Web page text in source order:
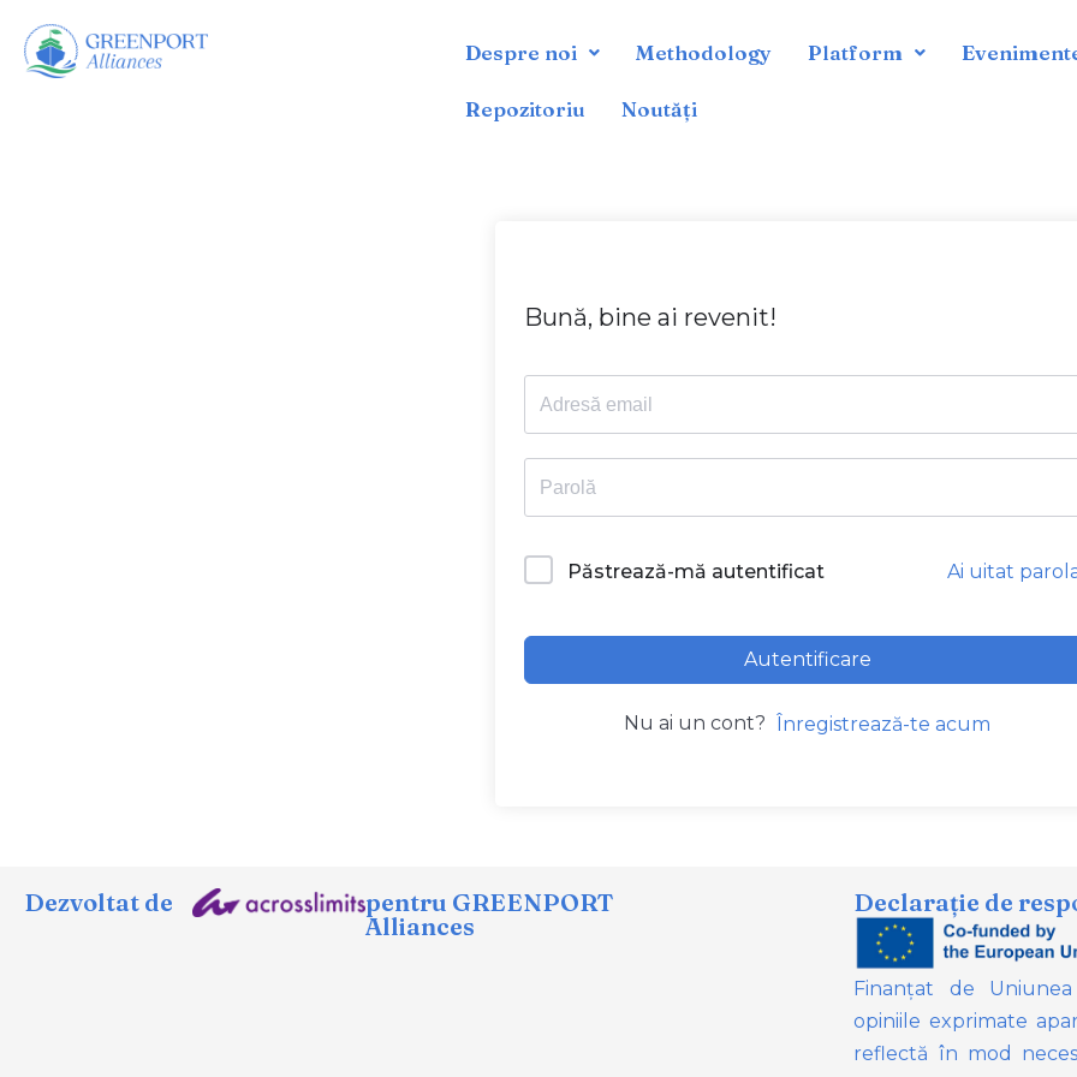
Sari
Despre noi Methodology Platform
Repozitoriu Noutăți
Bună, bine ai revenit!
Păstrează-mă autentificat Ai uitat
Autentificare
Nu ai un cont? Înregistrează-te acum
Dezvoltat de
pentru GREENPORT
Alliances
Declarație de
Finanțat de
opiniile exprimate
reflectă în mod